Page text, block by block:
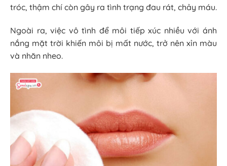
tróc, thậm chí còn gây ra tình trạng đau rát, chảy máu.
Ngoài ra, việc vô tình để môi tiếp xúc nhiều với ánh
nắng mặt trời khiến môi bị mất nước, trở nên xỉn màu
và nhăn nheo.